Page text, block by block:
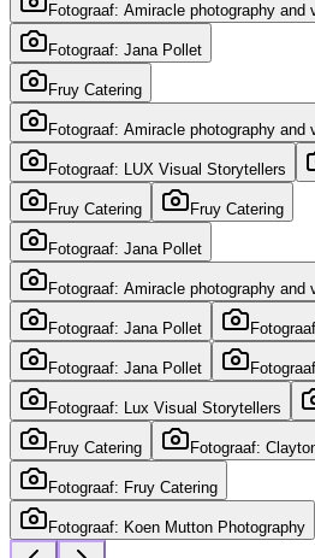
Fotograaf: Amiracle photography and
Fotograaf: Jana Pollet
Fruy Catering
Fotograaf: Amiracle photography and
Fotograaf: LUX Visual Storytellers
Fruy Catering Fruy Catering
Fotograaf: Jana Pollet
Fotograaf: Amiracle photography and
Fotograaf: Jana Pollet
Fotograaf: Jana Pollet
Fotograaf: Lux Visual Storytellers
Fruy Catering Fotograaf:
Fotograaf: Fruy Catering
Fotograaf: Koen Mutton Photography